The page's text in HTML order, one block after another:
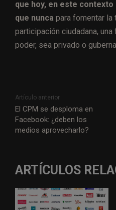
que hoy, en este
que nunca para fomentar la
participación ciudadana, una
poder, sea privado o
Artículo anterior
El CPM se desploma en
Facebook: ¿deben los
medios aprovecharlo?
ARTÍCULOS